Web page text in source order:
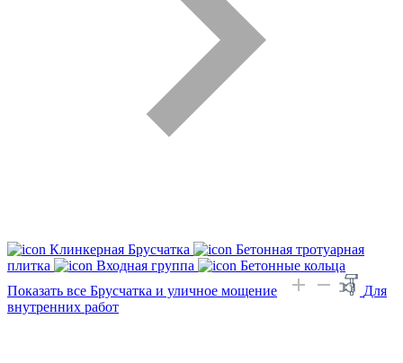
Клинкерная Брусчатка
Бетонная тротуарная
плитка
Входная группа
Бетонные кольца
Показать все Брусчатка и уличное мощение
Для
внутренних работ